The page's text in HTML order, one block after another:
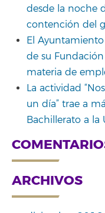
desde la noche
contención del
El Ayuntamiento
de su
materia de
La actividad
un día” trae a
Bachillerato a la
ARCHIVOS